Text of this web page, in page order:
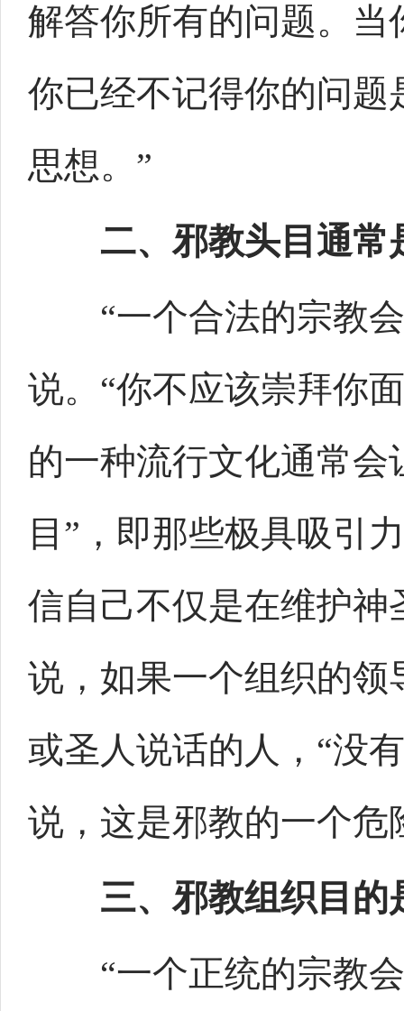
解答你所有的问题。
你已经不记得你的问
思想。”
二、邪教头目通常
“一个合法的宗教会
说。“你不应该崇拜你
的一种流行文化通常
目”，即那些极具吸引
信自己不仅是在维护
说，如果一个组织的
或圣人说话的人，“没
说，这是邪教的一个危
三、邪教组织目的
“一个正统的宗教会